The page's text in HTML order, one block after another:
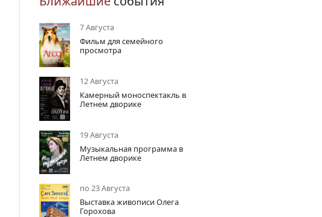
7 Августа
Фильм для семейного
просмотра
12 Августа
Камерный моноспектакль в
Летнем дворике
19 Августа
Музыкальная программа в
Летнем дворике
по 23 Августа
Выставка живописи Олега
Горохова